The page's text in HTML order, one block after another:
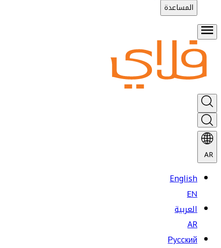
المساعدة
AR
English
EN
العربية
AR
Русский